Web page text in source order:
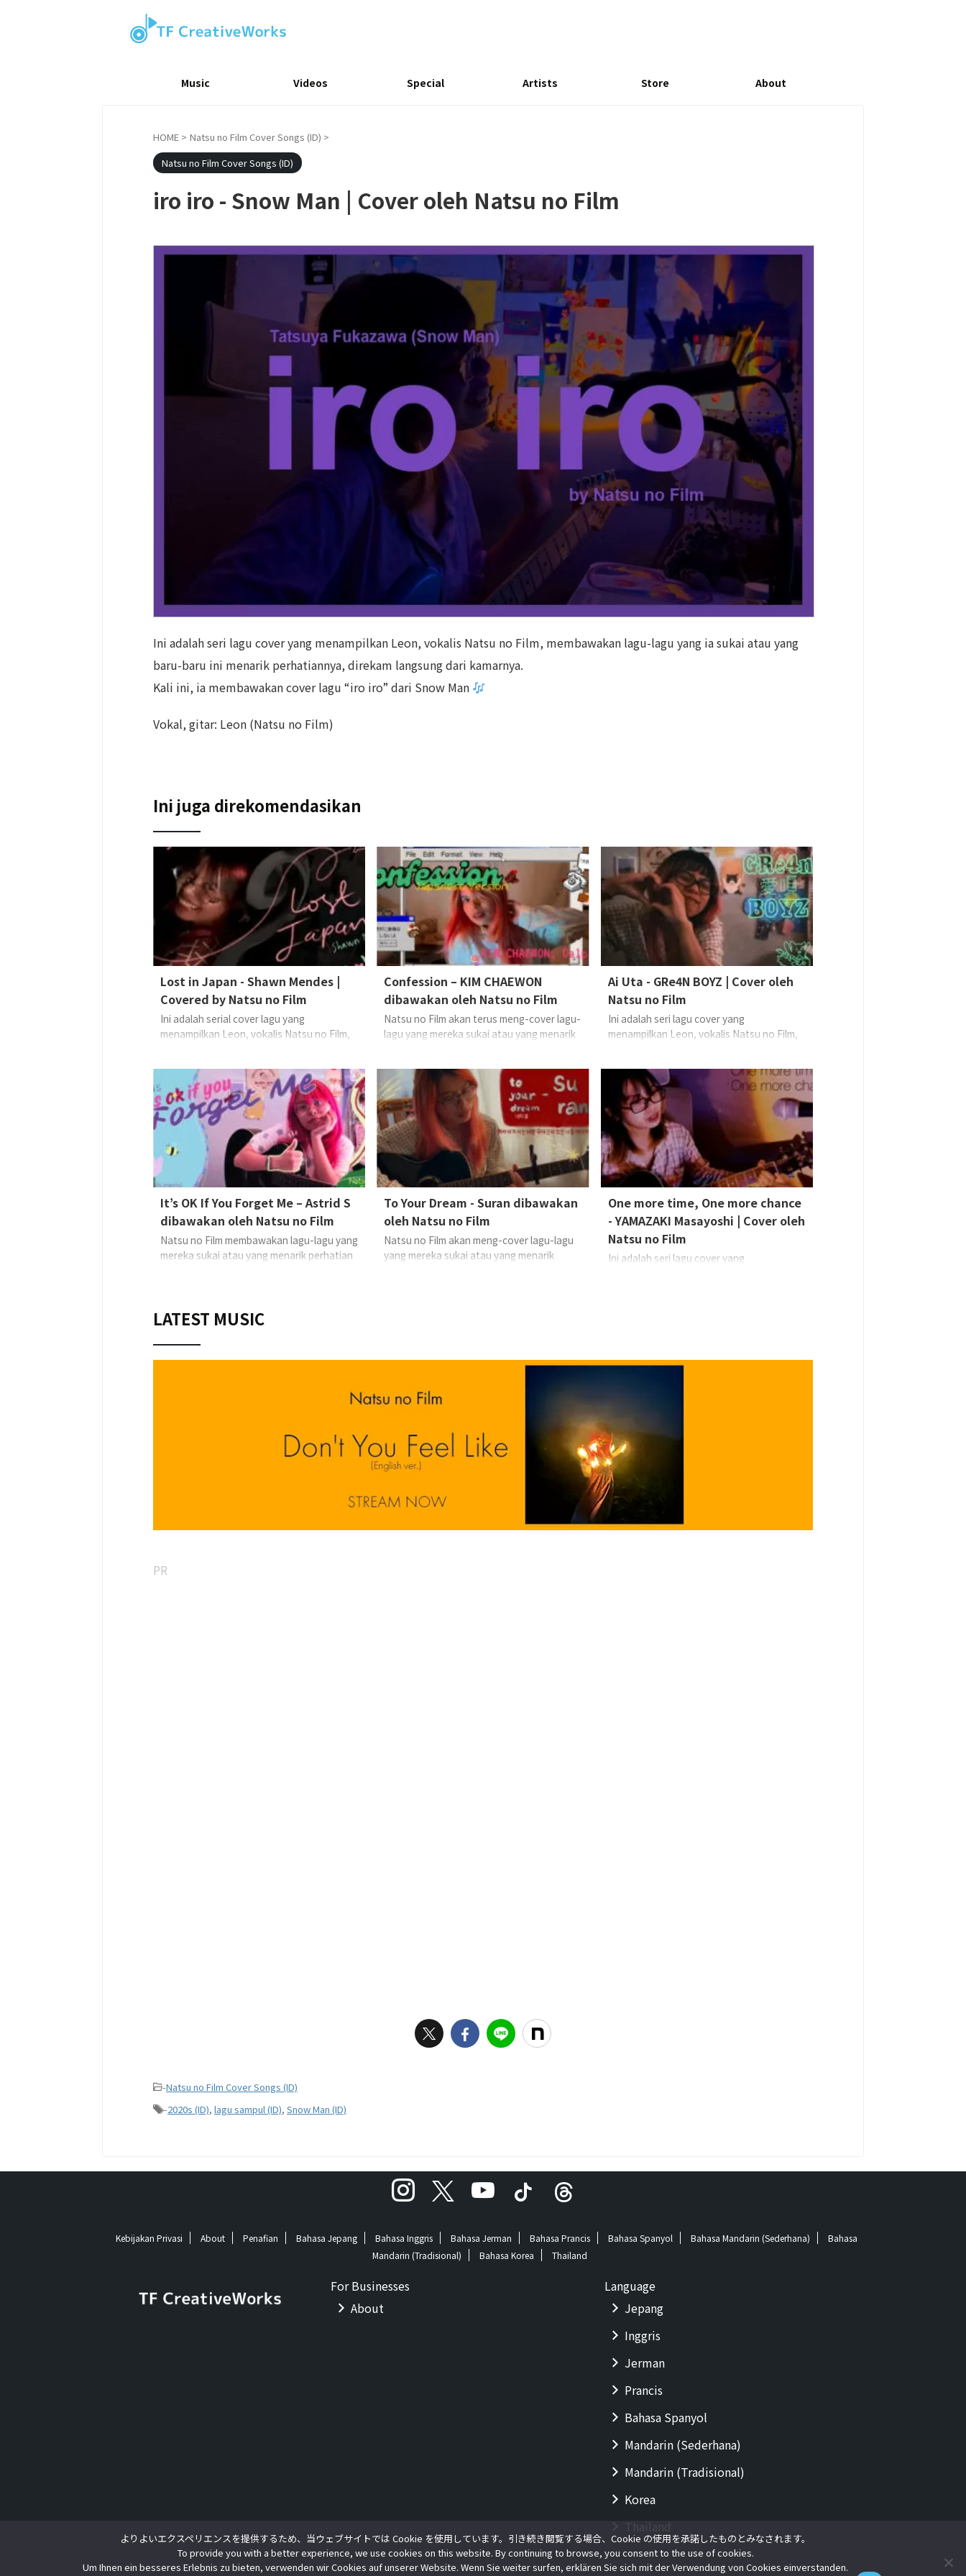
Music Videos Special Artists Store About
HOME > Natsu no Film Cover Songs (ID) >
Natsu no Film Cover Songs (ID)
iro iro - Snow Man | Cover oleh Natsu no Film
Ini adalah seri lagu cover yang menampilkan Leon, vokalis Natsu no Film, membawakan lagu-lagu yang ia sukai atau yang
baru-baru ini menarik perhatiannya, direkam langsung dari kamarnya.
Kali ini, ia membawakan cover lagu “iro iro” dari Snow Man
Vokal, gitar: Leon (Natsu no Film)
Ini juga direkomendasikan
Lost in Japan - Shawn Mendes |
Covered by Natsu no Film
Ini adalah serial cover lagu yang
menampilkan Leon, vokalis Natsu no Film,
langsung dari kamar tidurnya.Kali ini, ia
meng-cover “Lost in Japan” dari Shawn
Mendes
Vocals, Gu ...
Confession – KIM CHAEWON
dibawakan oleh Natsu no Film
Natsu no Film akan terus meng-cover lagu-
lagu yang mereka sukai atau yang menarik
Version)” oleh KIM CHAEWON
Vokal:
Natsu no Film
Ai Uta - GRe4N BOYZ | Cover oleh
Natsu no Film
Ini adalah seri lagu cover yang
menampilkan Leon, vokalis Natsu no Film,
direkam langsung dari kamar tidurnya.Kali
ini, ia membawakan cover “Ai Uta” dari
GRe4N BOYZ
Vocals, ...
It’s OK If You Forget Me – Astrid S
dibawakan oleh Natsu no Film
Natsu no Film membawakan lagu-lagu yang
mereka sukai atau yang menarik perhatian
To Your Dream - Suran dibawakan
oleh Natsu no Film
Natsu no Film akan meng-cover lagu-lagu
yang mereka sukai atau yang menarik
One more time, One more chance
- YAMAZAKI Masayoshi | Cover oleh
Natsu no Film
Ini adalah seri lagu cover yang
LATEST MUSIC
PR
-Natsu no Film Cover Songs (ID)
-2020s (ID), lagu sampul (ID), Snow Man (ID)
Kebijakan Privasi About Penafian Bahasa Jepang Bahasa Inggris Bahasa Jerman Bahasa Prancis Bahasa Spanyol Bahasa Mandarin (Sederhana)
Bahasa
Mandarin (Tradisional)
Bahasa Korea Thailand
For Businesses
About
Language
Jepang
Inggris
Jerman
Prancis
Bahasa Spanyol
Mandarin (Sederhana)
Mandarin (Tradisional)
Korea
Thailand
よりよいエクスペリエンスを提供するため、当ウェブサイトでは Cookie を使用しています。引き続き閲覧する場合、Cookie の使用を承諾したものとみなされます。
To provide you with a better experience, we use cookies on this website. By continuing to browse, you consent to the use of cookies.
Um Ihnen ein besseres Erlebnis zu bieten, verwenden wir Cookies auf unserer Website. Wenn Sie weiter surfen, erklären Sie sich mit der Verwendung von Cookies einverstanden.